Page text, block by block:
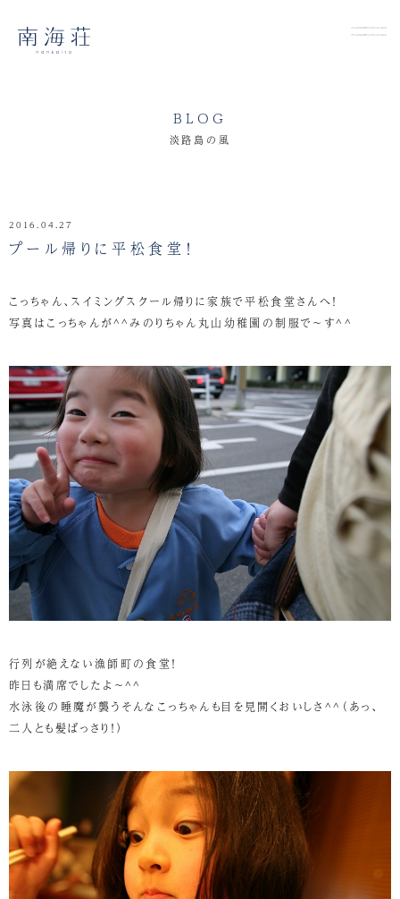
BLOG
淡路島の風
2016.04.27
プール帰りに平松食堂！
こっちゃん、スイミングスクール帰りに家族で平松食堂さんへ！
写真はこっちゃんが^^みのりちゃん丸山幼稚園の制服で～す^^
行列が絶えない漁師町の食堂！
昨日も満席でしたよ～^^
水泳後の睡魔が襲うそんなこっちゃんも目を見開くおいしさ^^（あっ、
二人とも髪ばっさり！）